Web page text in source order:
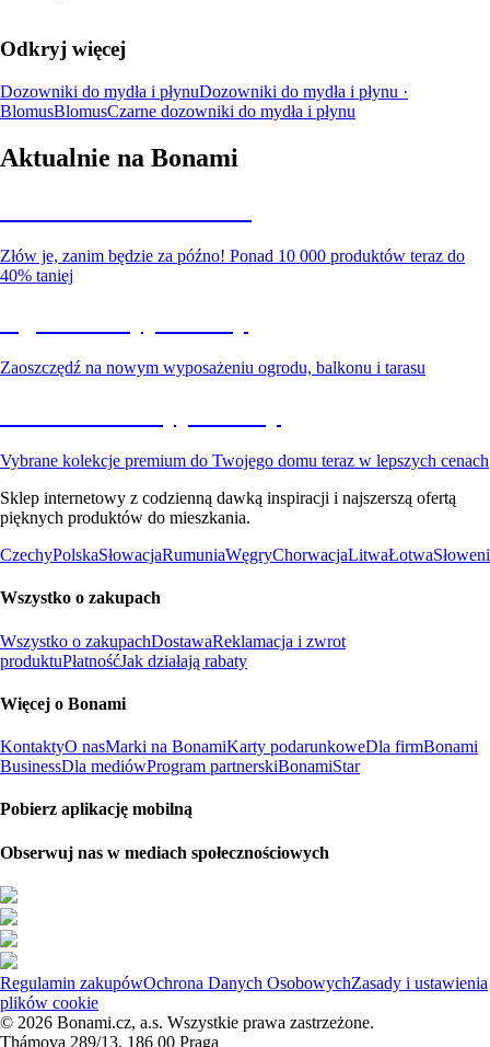
Odkryj więcej
Dozowniki do mydła i płynuDozowniki do mydła i płynu ·
BlomusBlomusCzarne dozowniki do mydła i płynu
Aktualnie na Bonami
Złów je, zanim będzie za późno! Ponad 10 000 produktów teraz do
40% taniej
Zaoszczędź na nowym wyposażeniu ogrodu, balkonu i tarasu
Vybrane kolekcje premium do Twojego domu teraz w lepszych cenach
Sklep internetowy z codzienną dawką inspiracji i najszerszą ofertą
pięknych produktów do mieszkania.
CzechyPolskaSłowacjaRumuniaWęgryChorwacjaLitwaŁotwa
Wszystko o zakupach
Wszystko o zakupachDostawaReklamacja i zwrot
produktuPłatnośćJak działają rabaty
Więcej o Bonami
KontaktyO nasMarki na BonamiKarty podarunkoweDla firmBonami
BusinessDla mediówProgram partnerskiBonamiStar
Pobierz aplikację mobilną
Obserwuj nas w mediach społecznościowych
Regulamin zakupówOchrona Danych OsobowychZasady i ustawienia
plików cookie
© 2026 Bonami.cz, a.s. Wszystkie prawa zastrzeżone.
Thámova 289/13, 186 00 Praga